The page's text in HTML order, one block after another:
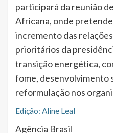
participará da reunião
Africana, onde
incremento das
prioritários da
transição energética,
fome, desenvolvimento
reformulação nos
Edição: Aline Leal
Agência Brasil